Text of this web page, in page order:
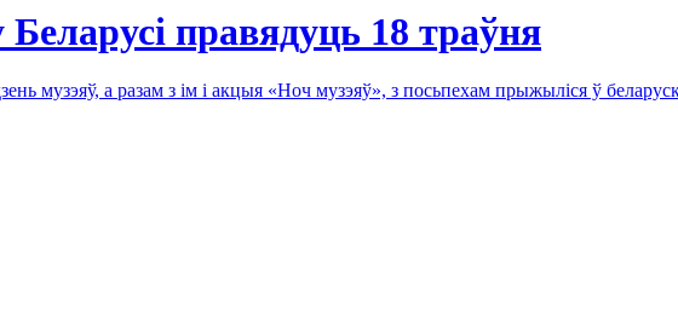
правядуць 18 траўня
музэяў, а разам з ім і акцыя «Ноч музэяў», з посьпехам прыжыліся ў